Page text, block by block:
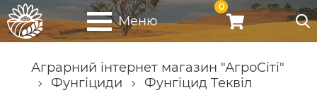
Меню
0
Аграрний інтернет магазин "АгроСіті"
Фунгіциди
Фунгіцид Теквіл